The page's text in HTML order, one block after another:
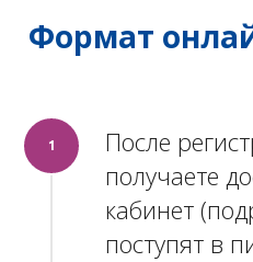
Формат
1
После
получаете
кабинет
поступят в